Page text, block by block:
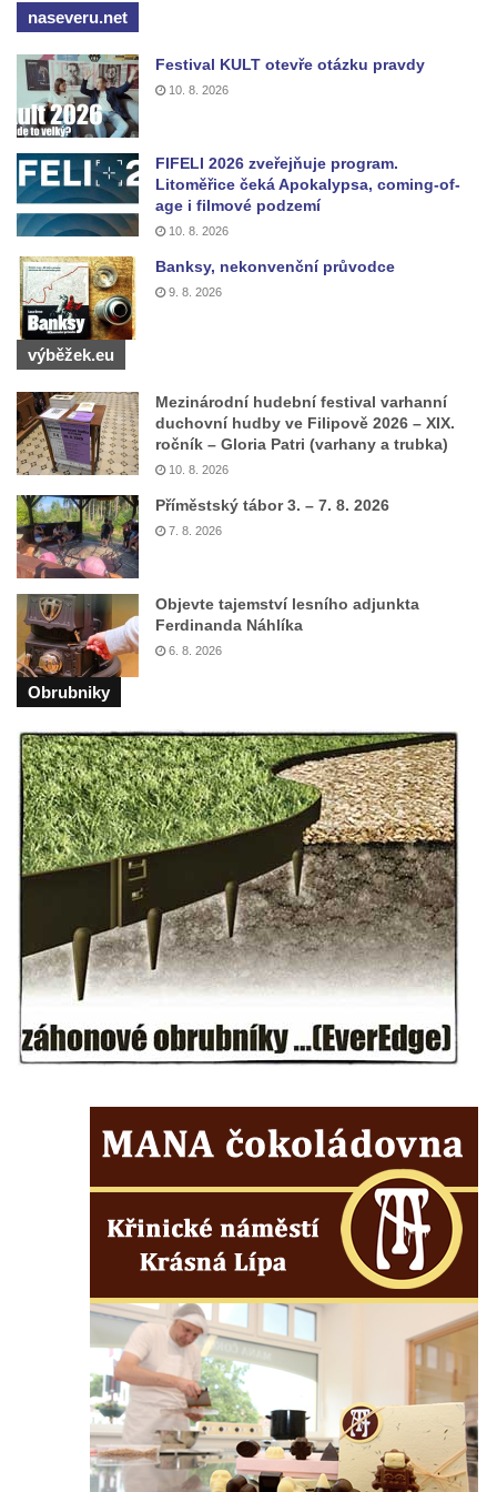
Mikulášovicích
Wäberův kříž v zahradě domu čp. 184 v
Mikulášovicích
Kříž na louce v horních Mikulášovicích
Posteltův kříž naproti domu ev.č. 29 v
Mikulášovicích
Kříž Neubaukreuz u domu čp. 698 v
Kříž manželů Endlerových u továrního
objektu v Mikulášovicích
Kříž u silnice východně od Mikulášovic
Kříž u rozcestí k větrnému mlýnu Světlík v
Horním Podluží
Kříž u domu čp. 1016 v Mikulášovicích
Herltův kříž u Mikova v Mikulášovicích
Kříž u Borských u domu čp. 859 v
Mikulášovicích
Kříž Ließnerových naproti Mikovu v
Mikulášovicích
Kříž u Mikulášovického potoka poblíž
Mikovu v Mikulášovicích
Lissnerův kříž u domu čp. 39 v
Mikulášovicích
Hampelův kříž u bývalých kasáren v
Mikulášovicích
Marchnerův (Zelený) kříž naproti domu čp.
35 v Mikulášovicích
Schneiderův kříž před domem čp. 55 v
Mikulášovicích
Kříž na Kostelní stezce v Mikulášovicích
Maazův kříž na Kostelní stezce v
Mikulášovicích
Franzeho kříž u domu čp. 356 v
domy čp. 739 a 758 v Mikulášovicích
Kříž Johannese Herlta poblíž domu čp. 428
v Mikulášovicích
Drascheho kříž na zahradě domu čp. 915 v
Mikulášovicích
Hillův kříž u domu čp. 436 v Mikulášovicích
Hampelův kříž západně od dolního nádraží
v Mikulášovicích
naseveru.net
Festival KULT otevře otázku pravdy
10. 8. 2026
FIFELI 2026 zveřejňuje program.
Litoměřice čeká Apokalypsa, coming-of-
age i filmové podzemí
10. 8. 2026
Banksy, nekonvenční průvodce
9. 8. 2026
výběžek.eu
Mezinárodní hudební festival varhanní
duchovní hudby ve Filipově 2026 – XIX.
ročník – Gloria Patri (varhany a trubka)
10. 8. 2026
Příměstský tábor 3. – 7. 8. 2026
7. 8. 2026
Objevte tajemství lesního adjunkta
Ferdinanda Náhlíka
6. 8. 2026
Obrubniky